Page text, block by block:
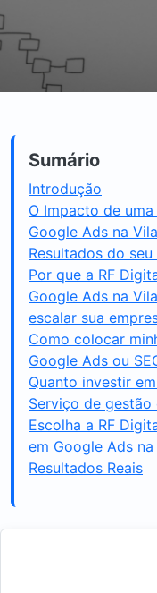
Sumário
Introdução
O Impacto de
Google Ads na
Resultados do
Por que a RF
Google Ads na
escalar sua
Como colocar
Google Ads ou
Quanto investir
Serviço de gestão
Escolha a RF
em Google Ads
Resultados Reais